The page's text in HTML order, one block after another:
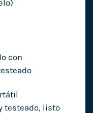
con
testeado, listo